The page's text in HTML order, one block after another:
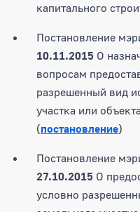
капитального
Постановление
10.11.2015 О
вопросам
разрешенный вид
участка или
(постановление)
Постановление
27.10.2015 О
условно